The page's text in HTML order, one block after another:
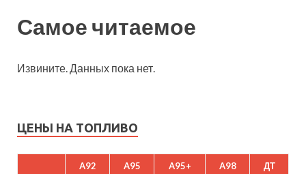
Самое читаемое
Извините. Данных пока нет.
ЦЕНЫ НА ТОПЛИВО
A92 A95 A95+ A98 ДТ